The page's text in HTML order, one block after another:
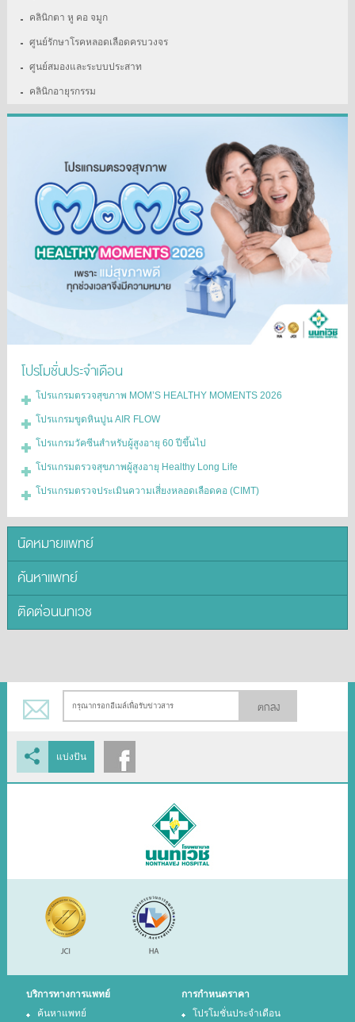
คลินิกตา หู คอ จมูก
ศูนย์รักษาโรคหลอดเลือดครบวงจร
ศูนย์สมองและระบบประสาท
คลินิกอายุรกรรม
โปรโมชั่นประจำเดือน
โปรแกรมตรวจสุขภาพ MOM’S HEALTHY MOMENTS 2026
โปรแกรมขูดหินปูน AIR FLOW
โปรแกรมวัคซีนสำหรับผู้สูงอายุ 60 ปีขึ้นไป
โปรแกรมตรวจสุขภาพผู้สูงอายุ Healthy Long Life
โปรแกรมตรวจประเมินความเสี่ยงหลอดเลือดคอ (CIMT)
นัดหมายแพทย์
ค้นหาแพทย์
ติดต่อนนทเวช
ตกลง
แบ่งปัน
บริการทางการแพทย์
ค้นหาแพทย์
การกำหนดราคา
โปรโมชั่นประจำเดือน